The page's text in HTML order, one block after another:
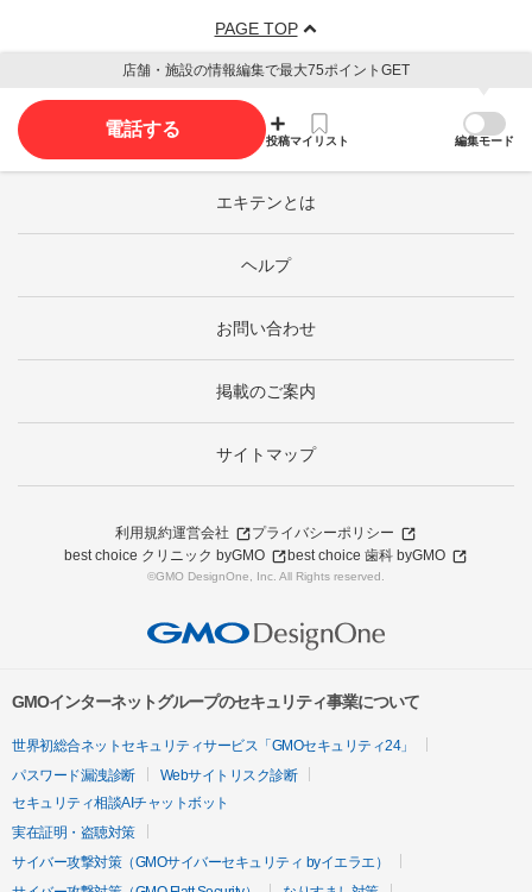
PAGE TOP
店舗・施設の情報編集で最大75ポイントGET
電話する
投稿マイリスト 編集モード
エキテンとは
ヘルプ
お問い合わせ
掲載のご案内
サイトマップ
利用規約運営会社
プライバシーポリシー
best choice クリニック byGMO
best choice 歯科 byGMO
©GMO DesignOne, Inc. All Rights reserved.
GMOインターネットグループのセキュリティ事業について
世界初総合ネットセキュリティサービス「GMOセキュリティ24」
パスワード漏洩診断
Webサイトリスク診断
セキュリティ相談AIチャットボット
実在証明・盗聴対策
サイバー攻撃対策（GMOサイバーセキュリティ byイエラエ）